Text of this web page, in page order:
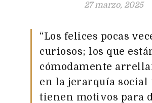
27 marzo, 2025
“Los felices pocas
curiosos; los que
cómodamente
en la jerarquía social
tienen motivos para